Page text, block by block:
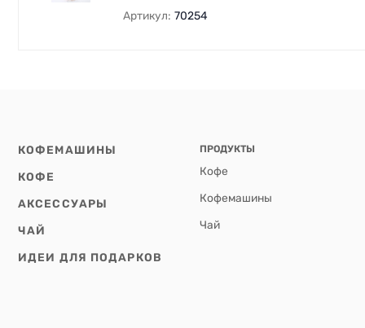
Артикул: 70254
КОФЕМАШИНЫ
КОФЕ
АКСЕССУАРЫ
ЧАЙ
ИДЕИ ДЛЯ ПОДАРКОВ
ПРОДУКТЫ
Кофе
Кофемашины
Чай